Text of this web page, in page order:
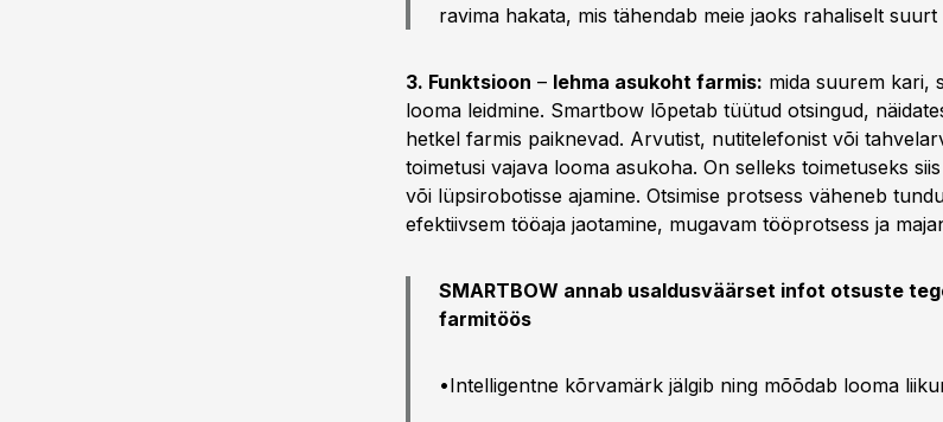
ravima hakata, mis tähendab meie jaoks rahaliselt
3. Funktsioon – lehma asukoht farmis: mida suurem kari,
looma leidmine. Smartbow lõpetab tüütud otsingud,
hetkel farmis paiknevad. Arvutist, nutitelefonist või
toimetusi vajava looma asukoha. On selleks toimetuseks
või lüpsirobotisse ajamine. Otsimise protsess väheneb
efektiivsem tööaja jaotamine, mugavam tööprotsess ja
SMARTBOW annab usaldusväärset infot otsuste
farmitöös
•Intelligentne kõrvamärk jälgib ning mõõdab looma